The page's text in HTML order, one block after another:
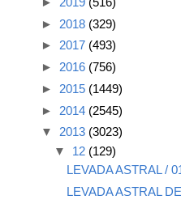
► 2018 (329)
► 2017 (493)
► 2016 (756)
► 2015 (1449)
► 2014 (2545)
▼ 2013 (3023)
▼ 12 (129)
LEVADA ASTRAL /
LEVADA ASTRAL